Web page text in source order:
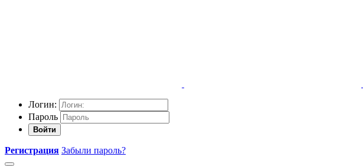
Логин:
Пароль
Войти
Регистрация Забыли пароль?